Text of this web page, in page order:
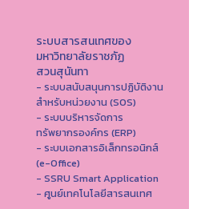
ระบบสารสนเทศของ
มหาวิทยาลัยราชภัฏ
สวนสุนันทา
- ระบบสนับสนุนการปฏิบัติงาน
สำหรับหน่วยงาน (SOS)
- ระบบบริหารจัดการ
ทรัพยากรองค์กร (ERP)
- ระบบเอกสารอิเล็กทรอนิกส์
(e-Office)
- SSRU Smart Application
- ศูนย์เทคโนโลยีสารสนเทศ